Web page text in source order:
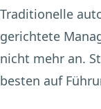
Traditionelle
gerichtete
nicht mehr an.
besten auf